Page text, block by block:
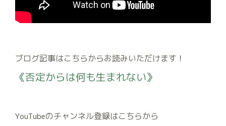
ブログ記事はこちらからお読みいただけます！
《否定からは何も生まれない》
YouTubeのチャンネル登録はこちらから